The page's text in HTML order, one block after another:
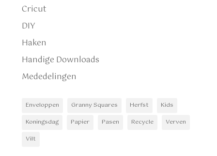
Cricut
DIY
Haken
Handige Downloads
Mededelingen
Enveloppen Granny Squares Herfst
Kids
Koningsdag
Papier Pasen Recycle
Verven
Vilt